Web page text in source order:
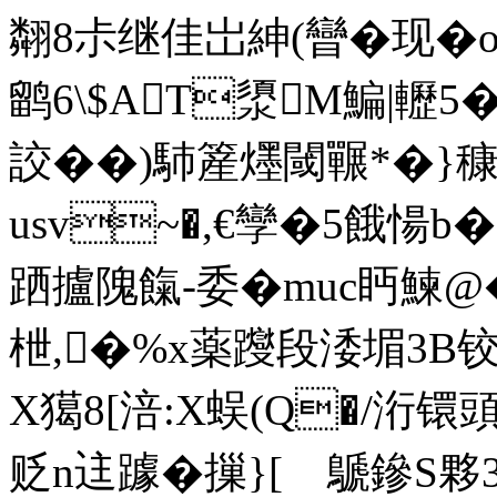
翷8尗继佳岀紳(曫�
鹠6\$AT澃M鯿|轣
詨��)馷簅爅閾囅*�}
usv~�,€孿�5餓 愓
跴攎隗餼-委�muc眄
枻,�%x薬躞段涹堳3B铰
X獦8[涪:X蜈(Q�/洐镮
贬n迬躆�摷}[ゞ鷈鏒S